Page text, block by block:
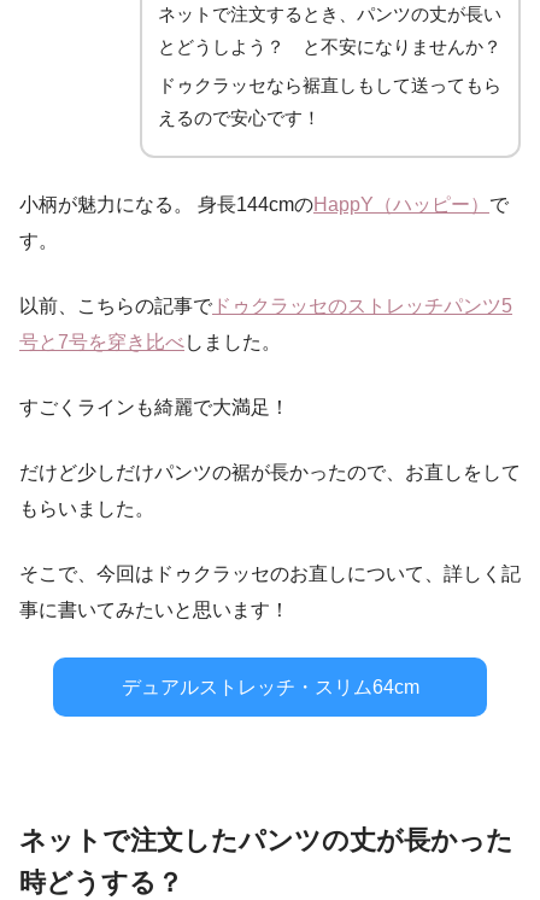
ネットで注文するとき、パンツの丈が長い
とどうしよう？ と不安になりませんか？
ドゥクラッセなら裾直しもして送ってもら
えるので安心です！
小柄が魅力になる。 身長144cmのHappY（ハッピー） で
す。
以前、こちらの記事で ドゥクラッセのストレッチパンツ5
号と7号を穿き比べしました。
すごくラインも綺麗で大満足！
だけど少しだけパンツの裾が長かったので、お直しをして
もらいました。
そこで、今回はドゥクラッセのお直しについて、詳しく記
事に書いてみたいと思います！
デュアルストレッチ・スリム64cm
ネットで注文したパンツの丈が長かった
時どうする？